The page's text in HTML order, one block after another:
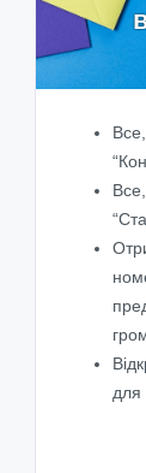
для